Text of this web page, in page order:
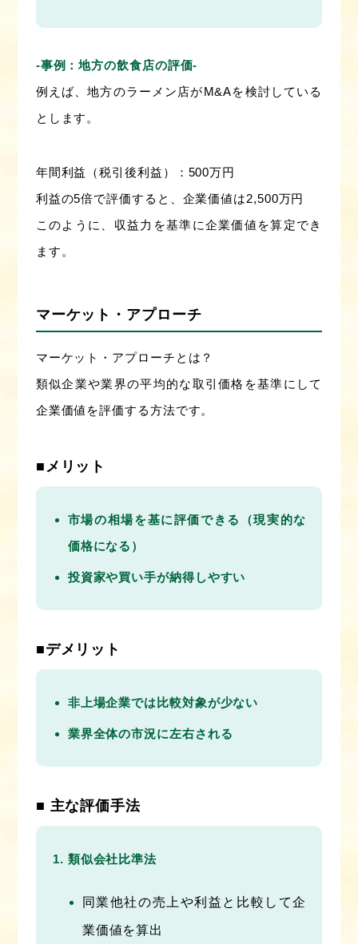
‐事例：地方の飲食店の評価‐
例えば、地方のラーメン店がM&Aを検討している
とします。
年間利益（税引後利益）：500万円
利益の5倍で評価すると、企業価値は2,500万円
このように、収益力を基準に企業価値を算定でき
ます。
マーケット・アプローチ
マーケット・アプローチとは？
類似企業や業界の平均的な取引価格を基準にして
企業価値を評価する方法です。
■メリット
市場の相場を基に評価できる（現実的な
価格になる）
投資家や買い手が納得しやすい
■デメリット
非上場企業では比較対象が少ない
業界全体の市況に左右される
■ 主な評価手法
類似会社比準法
同業他社の売上や利益と比較して企
業価値を算出